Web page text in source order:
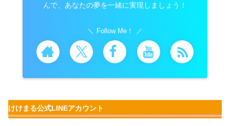
んで、あなたの夢を一緒に実現しましょう！
Follow Me！
けけまる公式LINEアカウント